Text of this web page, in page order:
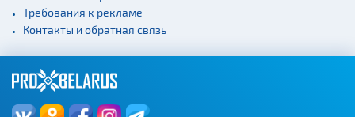
Веломаршруты
Аэропорты
вокзалы
Требования к рекламе
Контакты и обратная связь